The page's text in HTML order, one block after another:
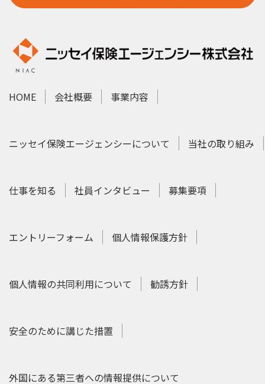
HOME 会社概要 事業内容
ニッセイ保険エージェンシーについて 当社の取り組み
仕事を知る 社員インタビュー 募集要項
エントリーフォーム 個人情報保護方針
個人情報の共同利用について 勧誘方針
安全のために講じた措置
外国にある第三者への情報提供について